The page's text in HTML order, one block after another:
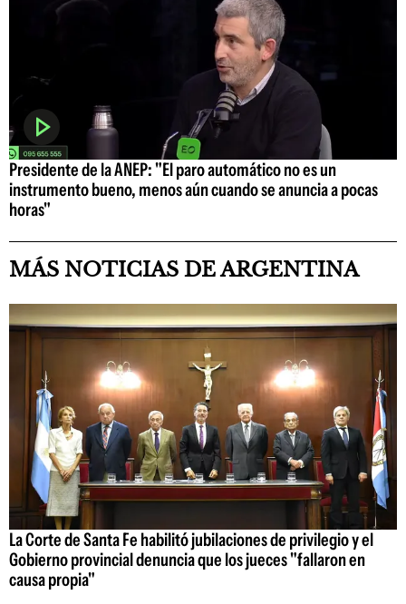
Presidente de la ANEP: "El paro automático no es un
instrumento bueno, menos aún cuando se anuncia a pocas
horas"
MÁS NOTICIAS DE ARGENTINA
La Corte de Santa Fe habilitó jubilaciones de privilegio y el
Gobierno provincial denuncia que los jueces "fallaron en
causa propia"